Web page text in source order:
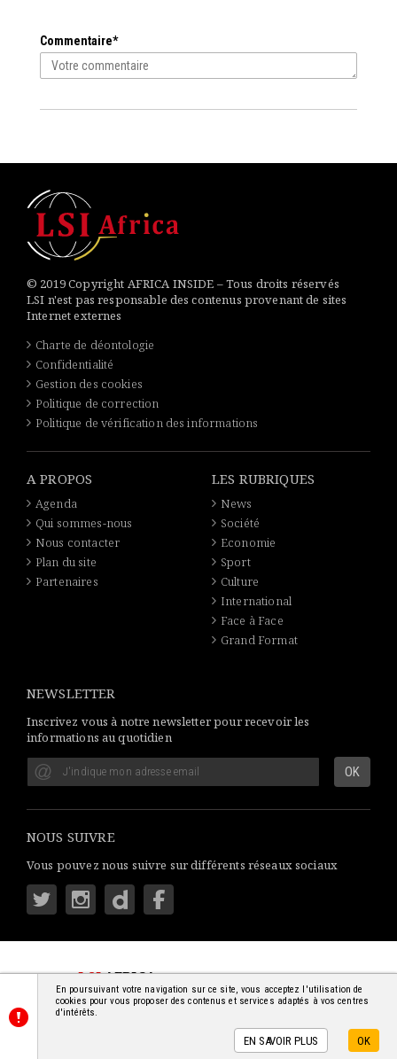
Commentaire*
© 2019 Copyright AFRICA INSIDE – Tous droits réservés
LSI n'est pas responsable des contenus provenant de sites
Internet externes
Charte de déontologie
Confidentialité
Gestion des cookies
Politique de correction
Politique de vérification des informations
A PROPOS
Agenda
Qui sommes-nous
Nous contacter
Plan du site
Partenaires
LES RUBRIQUES
News
Société
Economie
Sport
Culture
International
Face à Face
Grand Format
NEWSLETTER
Inscrivez vous à notre newsletter pour recevoir les
informations au quotidien
NOUS SUIVRE
Vous pouvez nous suivre sur différents réseaux sociaux
LSIAFRICA: S'INFORMER SIMPLEMENT
© 2018-2026 - TOUS DROITS RÉSERVÉS
En poursuivant votre navigation sur ce site, vous acceptez l'utilisation de
cookies pour vous proposer des contenus et services adaptés à vos centres
d'intérêts.
EN SAVOIR PLUS OK